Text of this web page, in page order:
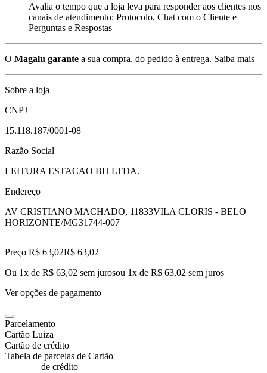
Avalia o tempo que a loja leva para responder aos clientes nos
canais de atendimento: Protocolo, Chat com o Cliente e
Perguntas e Respostas
O Magalu garante a sua compra, do pedido à entrega. Saiba mais
Sobre a loja
CNPJ
15.118.187/0001-08
Razão Social
LEITURA ESTACAO BH LTDA.
Endereço
AV CRISTIANO MACHADO, 11833VILA CLORIS - BELO
HORIZONTE/MG31744-007
Preço R$ 63,02R$ 63,02
Ou 1x de R$ 63,02 sem jurosou 1x de R$ 63,02 sem juros
Ver opções de pagamento
Parcelamento
Cartão Luiza
Cartão de crédito
Tabela de parcelas de Cartão
de crédito